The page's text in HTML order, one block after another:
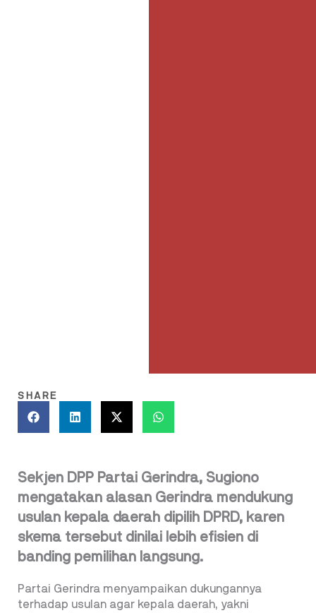
SHARE
Sekjen DPP Partai Gerindra, Sugiono
mengatakan alasan Gerindra mendukung
usulan kepala daerah dipilih DPRD, karen
skema tersebut dinilai lebih efisien di
banding pemilihan langsung.
Partai Gerindra menyampaikan dukungannya
terhadap usulan agar kepala daerah, yakni